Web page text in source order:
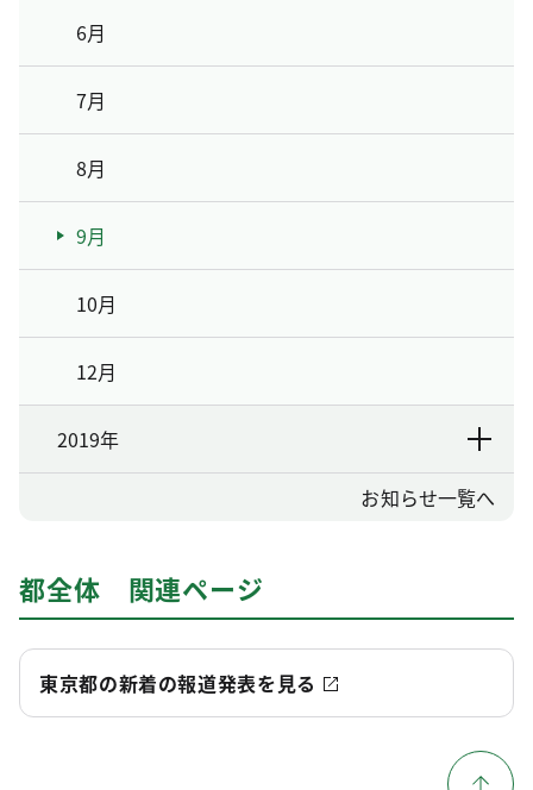
6月
7月
8月
9月
10月
12月
2019年
お知らせ一覧へ
都全体 関連ページ
東京都の新着の報道発表を見る